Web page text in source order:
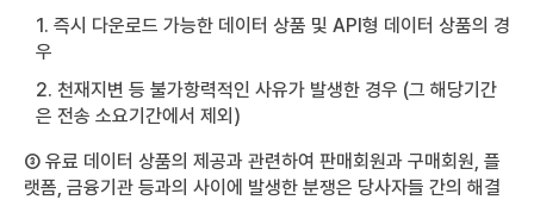
1. 즉시 다운로드 가능한 데이터 상품 및 API형 데이터 상품의 경
우
2. 천재지변 등 불가항력적인 사유가 발생한 경우 (그 해당기간
은 전송 소요기간에서 제외)
③ 유료 데이터 상품의 제공과 관련하여 판매회원과 구매회원, 플
랫폼, 금융기관 등과의 사이에 발생한 분쟁은 당사자들 간의 해결